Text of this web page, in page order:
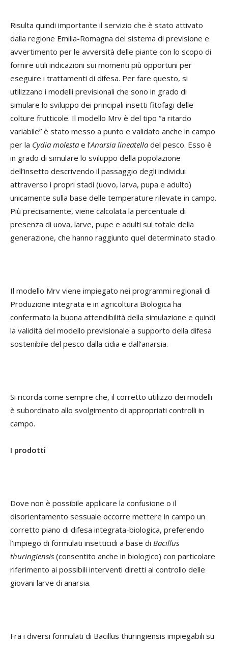
Risulta quindi importante il servizio che è stato attivato
dalla regione Emilia-Romagna del sistema di previsione e
avvertimento per le avversità delle piante con lo scopo di
fornire utili indicazioni sui momenti più opportuni per
eseguire i trattamenti di difesa. Per fare questo, si
utilizzano i modelli previsionali che sono in grado di
simulare lo sviluppo dei principali insetti fitofagi delle
colture frutticole. Il modello Mrv è del tipo “a ritardo
variabile” è stato messo a punto e validato anche in campo
per la Cydia molesta e l’Anarsia lineatella del pesco. Esso è
in grado di simulare lo sviluppo della popolazione
dell’insetto descrivendo il passaggio degli individui
attraverso i propri stadi (uovo, larva, pupa e adulto)
unicamente sulla base delle temperature rilevate in campo.
Più precisamente, viene calcolata la percentuale di
presenza di uova, larve, pupe e adulti sul totale della
generazione, che hanno raggiunto quel determinato stadio.
Il modello Mrv viene impiegato nei programmi regionali di
Produzione integrata e in agricoltura Biologica ha
confermato la buona attendibilità della simulazione e quindi
la validità del modello previsionale a supporto della difesa
sostenibile del pesco dalla cidia e dall’anarsia.
Si ricorda come sempre che, il corretto utilizzo dei modelli
è subordinato allo svolgimento di appropriati controlli in
campo.
I prodotti
Dove non è possibile applicare la confusione o il
disorientamento sessuale occorre mettere in campo un
corretto piano di difesa integrata-biologica, preferendo
l’impiego di formulati insetticidi a base di Bacillus
thuringiensis (consentito anche in biologico) con particolare
riferimento ai possibili interventi diretti al controllo delle
giovani larve di anarsia.
Fra i diversi formulati di Bacillus thuringiensis impiegabili su